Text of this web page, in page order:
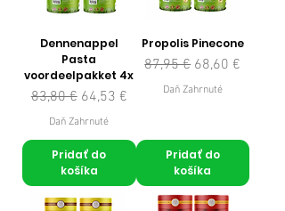
Dennenappel
Pasta
voordeelpakket 4x
Normálna cena
83,80 € Zľavnená cena
64,53 €
Daň Zahrnuté
Pridať do
košíka
Propolis Pinecone
Normálna cena
87,95 € Zľavnená cena
68,60 €
Daň Zahrnuté
Pridať do
košíka